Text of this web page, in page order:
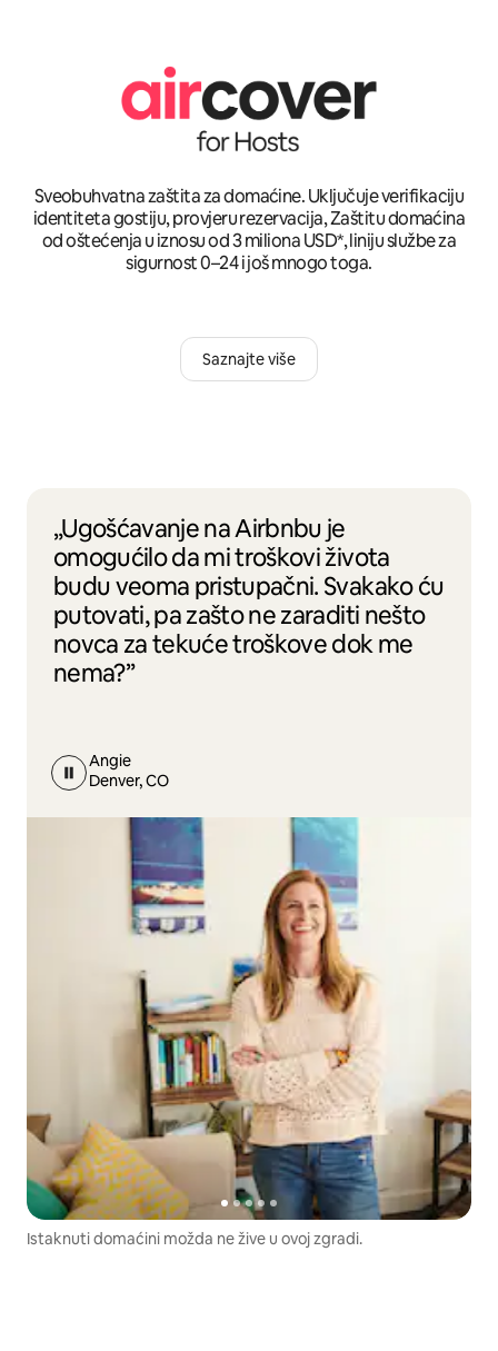
Sveobuhvatna zaštita za domaćine. Uključuje verifikaciju
identiteta gostiju, provjeru rezervacija, Zaštitu domaćina
od oštećenja u iznosu od 3 miliona USD*, liniju službe za
sigurnost 0–24 i još mnogo toga.
Saznajte više
„Ugošćavanje na Airbnbu je
omogućilo da mi troškovi života
budu veoma pristupačni. Svakako ću
putovati, pa zašto ne zaraditi nešto
novca za tekuće troškove dok me
nema?”
Angie
Denver, CO
Istaknuti domaćini možda ne žive u ovoj zgradi.